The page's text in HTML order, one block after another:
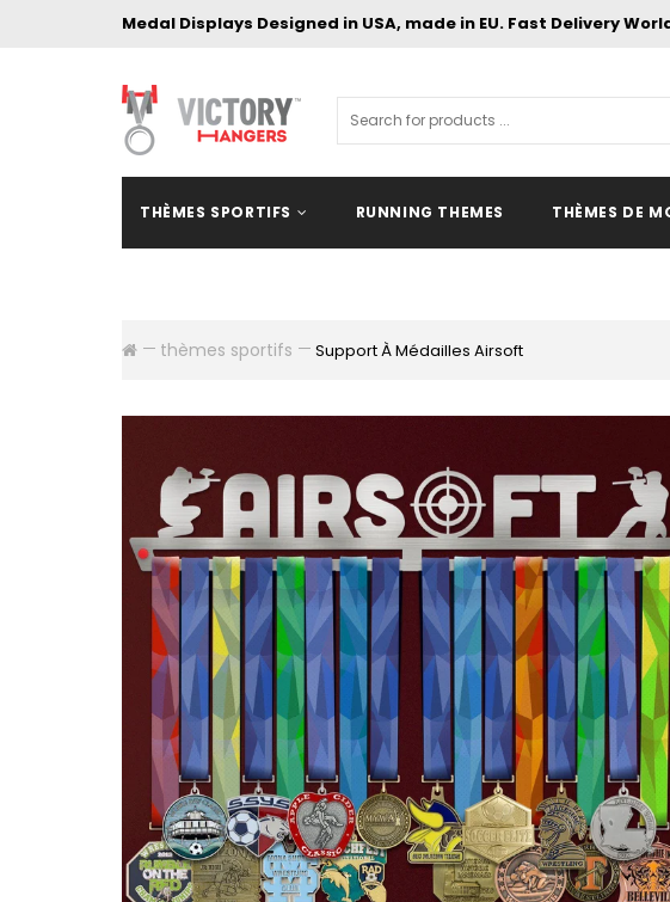
Medal Displays Designed in USA, made in EU. Fast Delivery
THÈMES SPORTIFS RUNNING THEMES THÈMES DE
thèmes sportifs Support À Médailles Airsoft